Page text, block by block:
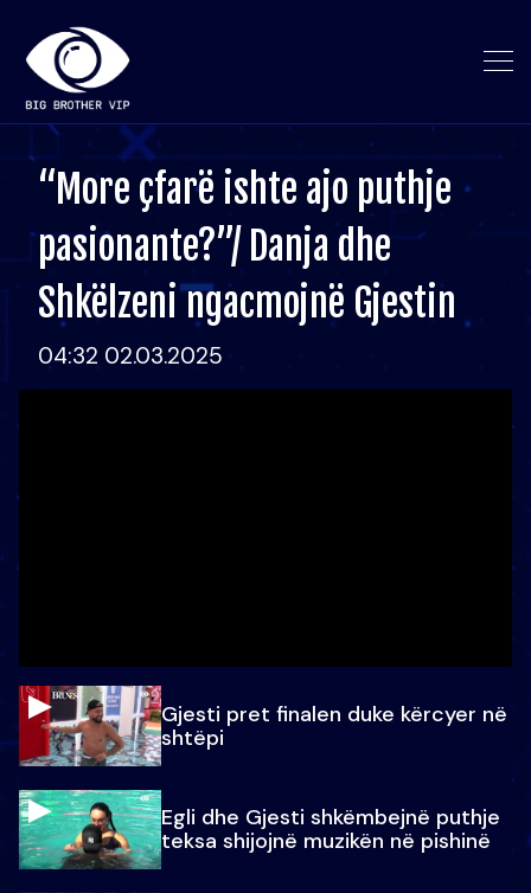
“More çfarë ishte ajo puthje
pasionante?”/ Danja dhe
Shkëlzeni ngacmojnë Gjestin
04:32 02.03.2025
Gjesti pret finalen duke kërcyer në
shtëpi
Egli dhe Gjesti shkëmbejnë puthje
teksa shijojnë muzikën në pishinë